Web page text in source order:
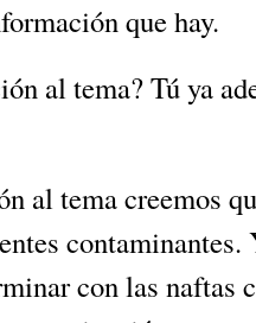
que hay.
al tema? Tú ya
al tema creemos
contaminantes.
con las naftas